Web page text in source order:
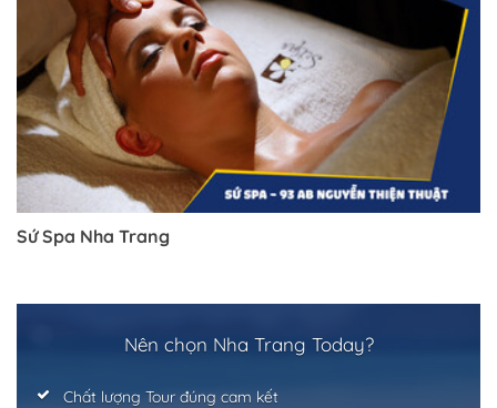
Sứ Spa Nha Trang
Nên chọn Nha Trang Today?
Chất lượng Tour đúng cam kết